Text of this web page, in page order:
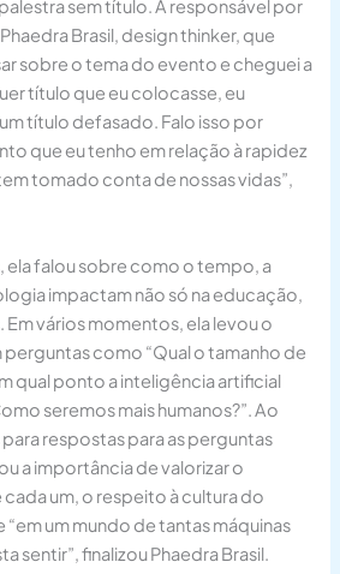
sem título. A responsável por
Brasil, design thinker, que
sobre o tema do evento e cheguei a
título que eu colocasse, eu
título defasado. Falo isso por
que eu tenho em relação à rapidez
tomado conta de nossas vidas”,
ela falou sobre como o tempo, a
impactam não só na educação,
Em vários momentos, ela levou o
como “Qual o tamanho de
qual ponto a inteligência artificial
seremos mais humanos?”. Ao
respostas para as perguntas
a importância de valorizar o
um, o respeito à cultura do
um mundo de tantas máquinas
sentir”, finalizou Phaedra Brasil.